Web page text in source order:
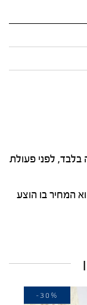
בלבד, לפני פעולת
המחיר בו הוצע
-30%